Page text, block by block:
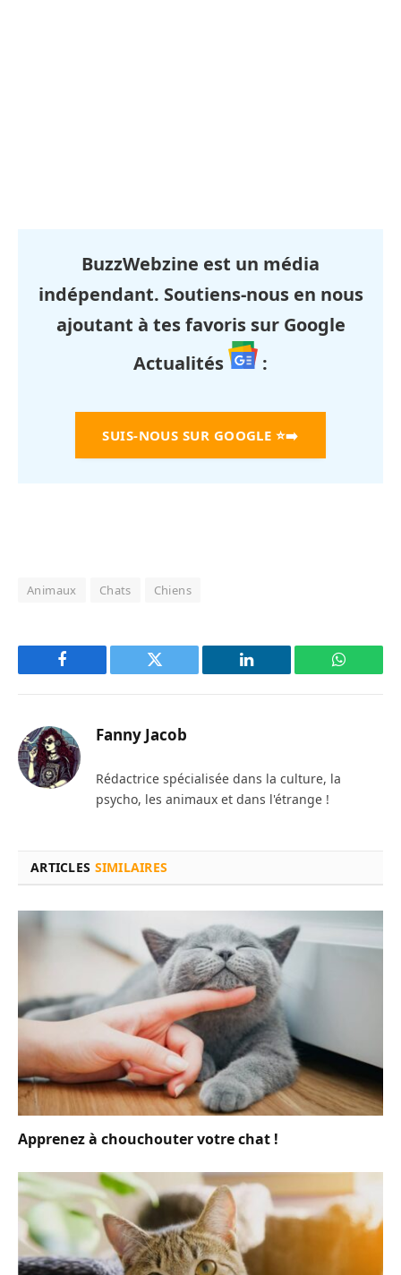
BuzzWebzine est un média
indépendant. Soutiens-nous en nous
ajoutant à tes favoris sur Google
Actualités
:
SUIS-NOUS SUR GOOGLE ⭐➡️
Animaux Chats Chiens
Facebook Twitter LinkedIn
Fanny Jacob
Rédactrice spécialisée dans la culture, la
psycho, les animaux et dans l'étrange !
ARTICLES SIMILAIRES
Apprenez à chouchouter votre chat !